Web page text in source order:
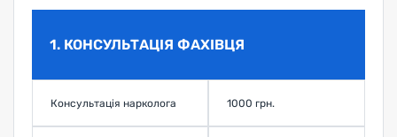
1. КОНСУЛЬТАЦІЯ ФАХІВЦЯ
Консультація нарколога 1000 грн.